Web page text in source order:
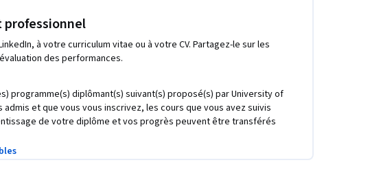
à votre curriculum vitae ou à votre CV. Partagez-le sur les
des performances.
programme(s) diplômant(s) suivant(s) proposé(s) par University of
admis et que vous vous inscrivez, les cours que vous avez suivis
de votre diplôme et vos progrès peuvent être transférés